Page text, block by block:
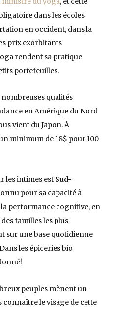
dans les écoles
en occident, dans la
prix exorbitants
rendent sa pratique
portefeuilles.
qualités
en Amérique du Nord
vient du Japon. À
minimum de 18$ pour 100
les intimes est Sud-
pour sa capacité à
performance cognitive, en
familles les plus
sur une base quotidienne
les épiceries bio
peuples mènent un
connaître le visage de cette